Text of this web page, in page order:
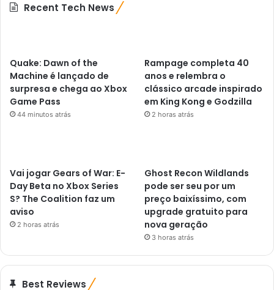
Recent Tech News
Quake: Dawn of the
Machine é lançado de
surpresa e chega ao Xbox
Game Pass
44 minutos atrás
Rampage completa 40
anos e relembra o
clássico arcade inspirado
em King Kong e Godzilla
2 horas atrás
Vai jogar Gears of War: E-
Day Beta no Xbox Series
S? The Coalition faz um
aviso
2 horas atrás
Ghost Recon Wildlands
pode ser seu por um
preço baixíssimo, com
upgrade gratuito para
nova geração
3 horas atrás
Best Reviews